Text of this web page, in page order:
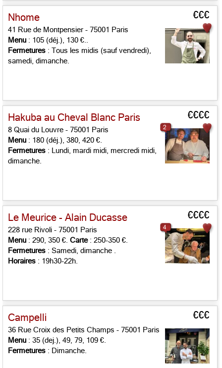
Nhome €€€
41 Rue de Montpensier - 75001 Paris
Menu : 105 (déj.), 130 €..
Fermetures : Tous les midis (sauf vendredi),
samedi, dimanche.
Hakuba au Cheval Blanc Paris €€€€
8 Quai du Louvre - 75001 Paris
Menu : 180 (déj.), 380, 420 €.
Fermetures : Lundi, mardi midi, mercredi midi,
dimanche.
2
Le Meurice - Alain Ducasse €€€€
228 rue Rivoli - 75001 Paris
Menu : 290, 350 €. Carte: 250-350 €.
Fermetures : Samedi, dimanche .
Horaires : 19h30-22h.
4
Campelli €€€
36 Rue Croix des Petits Champs - 75001 Paris
Menu : 35 (dej.), 49, 79, 109 €.
Fermetures : Dimanche.